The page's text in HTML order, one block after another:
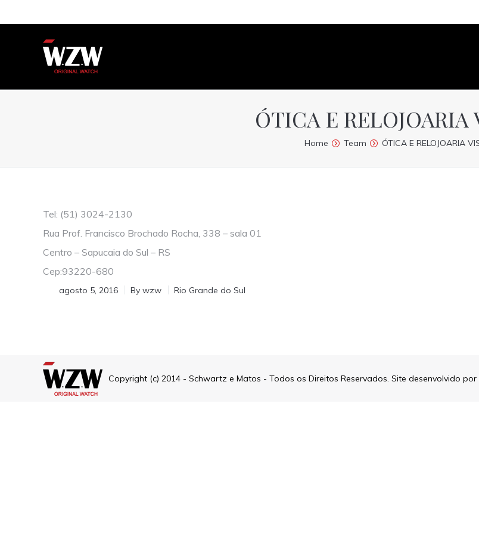
ÓTICA E RELOJOARIA
Home Team ÓTICA E RELOJOARIA
Tel: (51) 3024-2130
Rua Prof. Francisco Brochado Rocha, 338 – sala 01
Centro – Sapucaia do Sul – RS
Cep:93220-680
agosto 5, 2016 By wzw Rio Grande do Sul
Copyright (c) 2014 - Schwartz e Matos - Todos os Direitos Reservados. Site desenvolvido por